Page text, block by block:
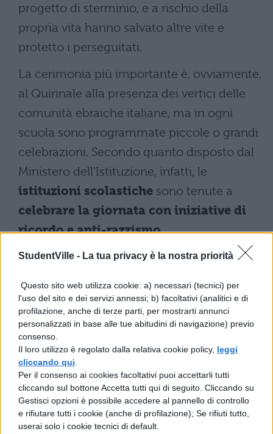
StudentVille - La tua privacy è la nostra priorità
Questo sito web utilizza cookie: a) necessari (tecnici) per
l'uso del sito e dei servizi annessi; b) facoltativi (analitici e di
profilazione, anche di terze parti, per mostrarti annunci
personalizzati in base alle tue abitudini di navigazione) previo
consenso.
Il loro utilizzo è regolato dalla relativa cookie policy, leggi
cliccando qui
Per il consenso ai cookies facoltativi puoi accettarli tutti
cliccando sul bottone Accetta tutti qui di seguito. Cliccando su
Gestisci opzioni è possibile accedere al pannello di controllo
e rifiutare tutti i cookie (anche di profilazione); Se rifiuti tutto,
userai solo i cookie tecnici di default.
progetto di sterminio, e a rischio della
propria vita hanno salvato altre vite e
protetto i perseguitati.
La cerimonia più importante è, ovviamente,
al Quirinale alla presenza dei vertici delle
comunità ebraiche italiane, ma in ogni
scuola sono programmate piccole o grandi
celebrazioni. Secondo quanto disposto dal
Ministero dell’Istituzione, infatti, le
istituzioni scolastiche sono tenute a
celebrare la giornata con iniziative di
ricordo e anti-razzismo.
Tema sulla Giornata della
Ecco tutte le nostre risorse per aiutarti a
scrivere un tema sulla Giornata della
memoria:
Temi svolti sulla giornata della
Memoria
Tema sulla Shoah: tracce svolte